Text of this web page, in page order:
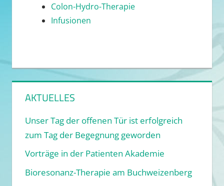
Colon-Hydro-Therapie
Infusionen
AKTUELLES
Unser Tag der offenen Tür ist erfolgreich
zum Tag der Begegnung geworden
Vorträge in der Patienten Akademie
Bioresonanz-Therapie am Buchweizenberg